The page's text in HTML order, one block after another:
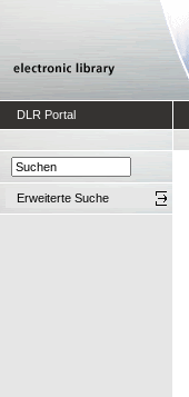
DLR Portal
Erweiterte Suche